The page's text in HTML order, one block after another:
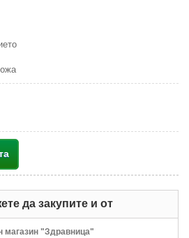
да закупите и от
магазин "Здравница"